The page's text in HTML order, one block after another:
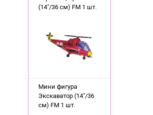
(14"/36 см) FM 1 шт.
Мини фигура
Экскаватор (14"/36
см) FM 1 шт.